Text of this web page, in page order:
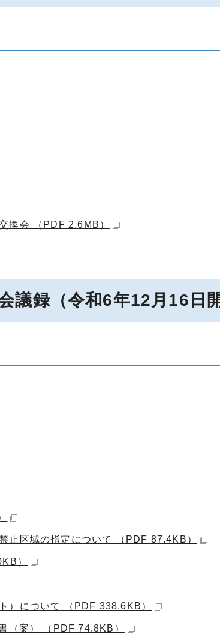
換会 （PDF 2.6MB）
議録（令和6年12月16日
区域の指定について （PDF 87.4KB）
）
）について （PDF 338.6KB）
（案） （PDF 74.8KB）